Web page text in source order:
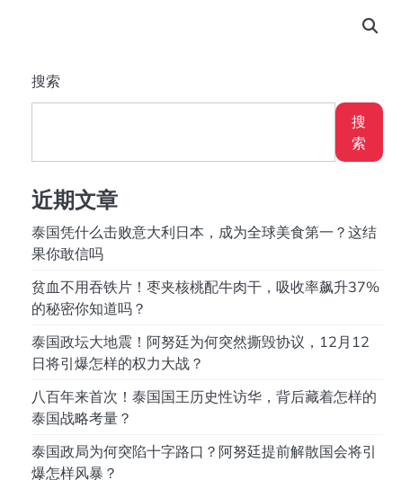
搜索
搜
索
近期文章
泰国凭什么击败意大利日本，成为全球美食第一？这结
果你敢信吗
贫血不用吞铁片！枣夹核桃配牛肉干，吸收率飙升37%
的秘密你知道吗？
泰国政坛大地震！阿努廷为何突然撕毁协议，12月12
日将引爆怎样的权力大战？
八百年来首次！泰国国王历史性访华，背后藏着怎样的
泰国战略考量？
泰国政局为何突陷十字路口？阿努廷提前解散国会将引
爆怎样风暴？